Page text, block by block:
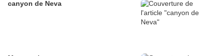
canyon de Neva